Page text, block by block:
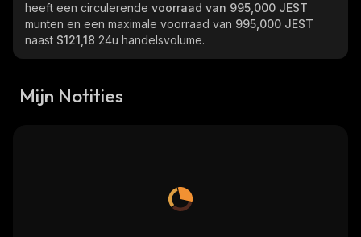
heeft een circulerende voorraad van 995,000 JEST
munten en een maximale voorraad van 995,000 JEST
naast $121,18 24u handelsvolume.
Mijn Notities